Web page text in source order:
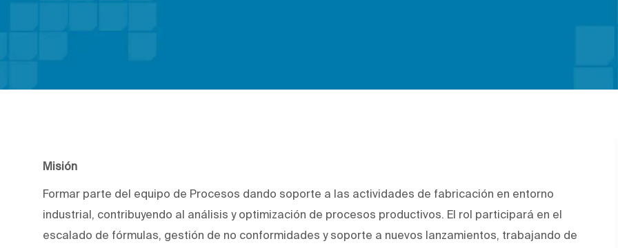
Misión
Formar parte del equipo de Procesos dando soporte a las actividades de fabricación en entorno
industrial, contribuyendo al análisis y optimización de procesos productivos. El rol participará en el
escalado de fórmulas, gestión de no conformidades y soporte a nuevos lanzamientos, trabajando de